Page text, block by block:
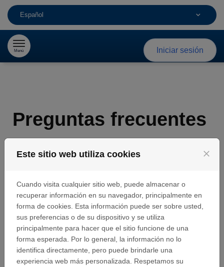
Saltar al contenido
Español
Menú Iniciar sesión
Preguntas frecuentes
¿Qué criterios debe respetar la ONG para
¿Qué significa “patrocinador de bioMérieux
identificado”?
Aún no tengo esponsor, ¿cómo lo hago?
Este sitio web utiliza cookies close
Cuando visita cualquier sitio web, puede almacenar o
recuperar información en su navegador, principalmente en
forma de cookies. Esta información puede ser sobre usted,
sus preferencias o de su dispositivo y se utiliza
principalmente para hacer que el sitio funcione de una
forma esperada. Por lo general, la información no lo
identifica directamente, pero puede brindarle una
experiencia web más personalizada. Respetamos su